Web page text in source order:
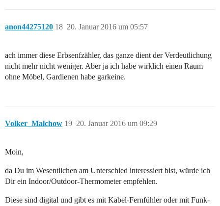
anon44275120 20. Januar 2016 um 05:57
18
ach immer diese Erbsenfzähler, das ganze dient der Verdeutlichung
nicht mehr nicht weniger. Aber ja ich habe wirklich einen Raum
ohne Möbel, Gardienen habe garkeine.
Volker_Malchow 20. Januar 2016 um 09:29
19
Moin,
da Du im Wesentlichen am Unterschied interessiert bist, würde ich
Dir ein Indoor/Outdoor-Thermometer empfehlen.
Diese sind digital und gibt es mit Kabel-Fernfühler oder mit Funk-